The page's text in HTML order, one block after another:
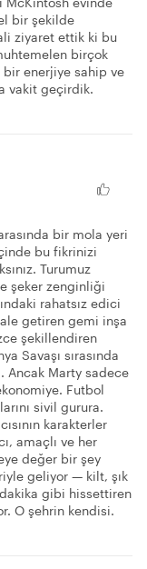
bir şekilde
ziyaret ettik ki bu
birçok
bir enerjiye sahip ve
vakit geçirdik.
bir mola yeri
bu fikrinizi
Turumuz
şeker zenginliği
rahatsız edici
getiren gemi inşa
şekillendiren
Savaşı sırasında
Ancak Marty sadece
Futbol
sivil gurura.
karakterler
amaçlı ve her
değer bir şey
geliyor — kilt, şık
gibi hissettiren
O şehrin kendisi.